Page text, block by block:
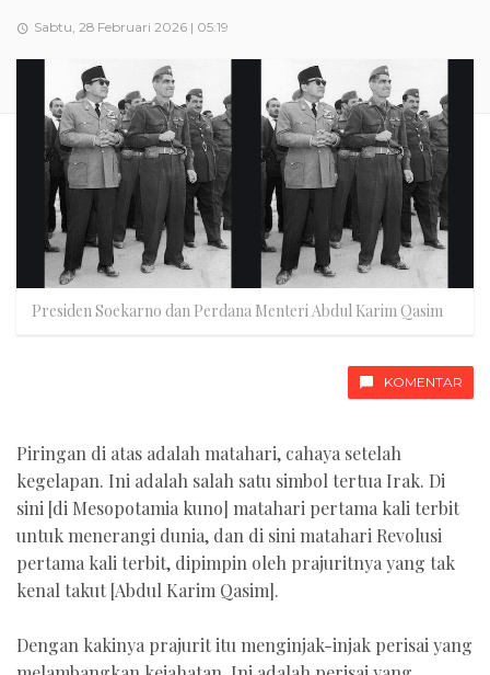
Sabtu, 28 Februari 2026 | 05:19
Presiden Soekarno dan Perdana Menteri Abdul Karim Qasim
KOMENTAR
Piringan di atas adalah matahari, cahaya setelah
kegelapan. Ini adalah salah satu simbol tertua Irak. Di
sini [di Mesopotamia kuno] matahari pertama kali terbit
untuk menerangi dunia, dan di sini matahari Revolusi
pertama kali terbit, dipimpin oleh prajuritnya yang tak
kenal takut [Abdul Karim Qasim].
Dengan kakinya prajurit itu menginjak-injak perisai yang